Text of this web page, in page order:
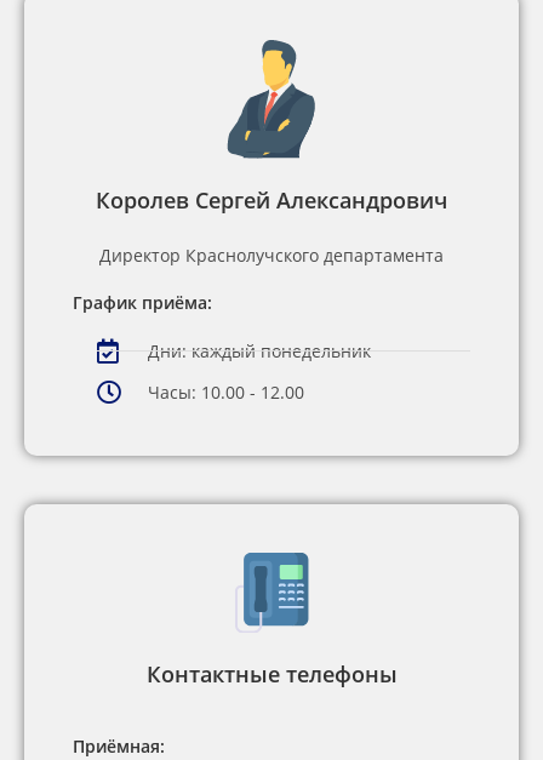
Королев Сергей Александрович
Директор Краснолучского департамента
График приёма:
Дни: каждый понедельник
Часы: 10.00 - 12.00
Контактные телефоны
Приёмная: